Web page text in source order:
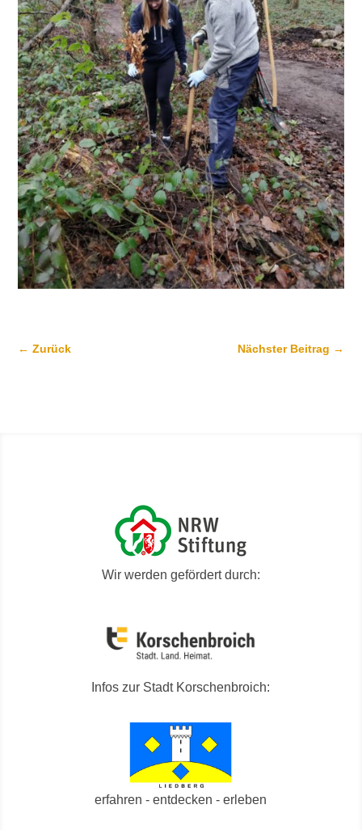
←Zurück Nächster Beitrag →
Wir werden gefördert durch:
Infos zur Stadt Korschenbroich:
erfahren - entdecken - erleben